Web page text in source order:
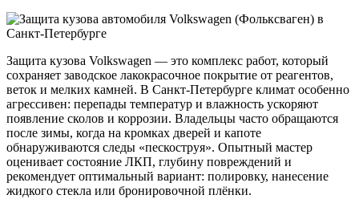
Защита кузова Volkswagen — это комплекс работ, который
сохраняет заводское лакокрасочное покрытие от реагентов,
веток и мелких камней. В Санкт-Петербурге климат особенно
агрессивен: перепады температур и влажность ускоряют
появление сколов и коррозии. Владельцы часто обращаются
после зимы, когда на кромках дверей и капоте
обнаруживаются следы «пескоструя». Опытный мастер
оценивает состояние ЛКП, глубину повреждений и
рекомендует оптимальный вариант: полировку, нанесение
жидкого стекла или бронировочной плёнки.